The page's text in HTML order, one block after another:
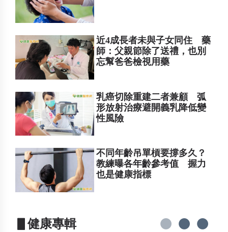
近4成長者未與子女同住 藥
師：父親節除了送禮，也別
忘幫爸爸檢視用藥
乳癌切除重建二者兼顧 弧
形放射治療避開義乳降低變
性風險
不同年齡吊單槓要撐多久？
教練曝各年齡參考值 握力
也是健康指標
▋健康專輯